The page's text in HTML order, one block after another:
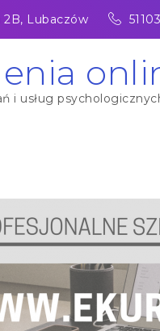
2B, Lubaczów
i usług